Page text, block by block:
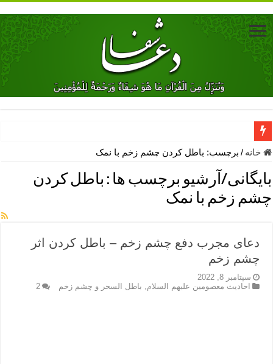
دعای جلب محبت فوری معشوق – دعای جلب محبت شوهر
دعای مشکل گشا برای رفع فقر – ذکرهای روزی‌ بخش
معجزات دعای یا من اظهر الجمیل – دعای یا من اظهر الجمیل برای
مهم ترین اذکار الهی و فضیلت آن ها – ذکر مخصوص مستجاب الدعوه
نماز حاجت برای کار گشایی- دعای رفع مشکلات و طلب حاجت
دعای رفع فقر و طلب رزق و روزی – آیه‌ جلب ثروت و برکت مال
خانه / برچسب: باطل كردن چشم زخم با نمک
بایگانی/آرشیو برچسب ها : باطل كردن
چشم زخم با نمک
دعای مجرب دفع چشم زخم – باطل کردن اثر
چشم زخم
سپتامبر 8, 2022
احادیث معصومین علیهم السلام
باطل السحر و چشم زخم 2